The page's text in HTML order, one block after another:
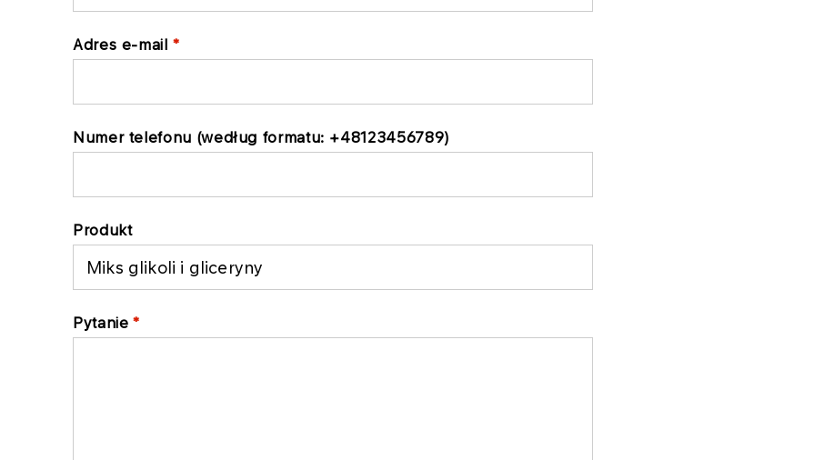
Adres e-mail
Numer telefonu (według formatu: +48123456789)
Produkt
Pytanie